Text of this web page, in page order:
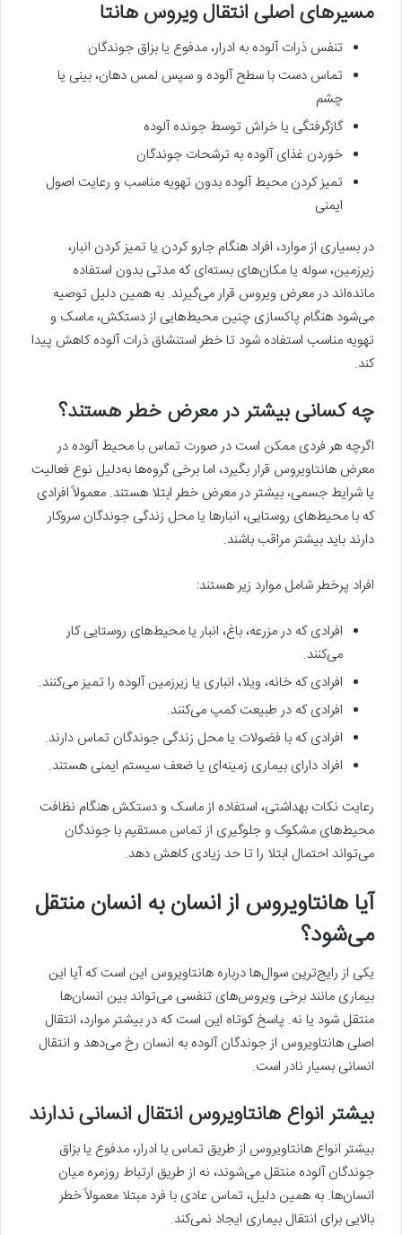
مسیرهای اصلی انتقال ویروس هانتا
تنفس ذرات آلوده به ادرار، مدفوع یا بزاق جوندگان
تماس دست با سطح آلوده و سپس لمس دهان، بینی یا
چشم
گازگرفتگی یا خراش توسط جونده آلوده
خوردن غذای آلوده به ترشحات جوندگان
تمیز کردن محیط آلوده بدون تهویه مناسب و رعایت اصول
ایمنی
در بسیاری از موارد، افراد هنگام جارو کردن یا تمیز کردن انبار،
زیرزمین، سوله یا مکان‌های بسته‌ای که مدتی بدون استفاده
مانده‌اند در معرض ویروس قرار می‌گیرند. به همین دلیل توصیه
می‌شود هنگام پاکسازی چنین محیط‌هایی از دستکش، ماسک و
تهویه مناسب استفاده شود تا خطر استنشاق ذرات آلوده کاهش پیدا
کند.
چه کسانی بیشتر در معرض خطر هستند؟
اگرچه هر فردی ممکن است در صورت تماس با محیط آلوده در
معرض هانتاویروس قرار بگیرد، اما برخی گروه‌ها به‌دلیل نوع فعالیت
یا شرایط جسمی، بیشتر در معرض خطر ابتلا هستند. معمولاً افرادی
که با محیط‌های روستایی، انبارها یا محل زندگی جوندگان سروکار
دارند باید بیشتر مراقب باشند.
افراد پرخطر شامل موارد زیر هستند:
افرادی که در مزرعه، باغ، انبار یا محیط‌های روستایی کار
می‌کنند.
افرادی که خانه، ویلا، انباری یا زیرزمین آلوده را تمیز می‌کنند.
افرادی که در طبیعت کمپ می‌کنند.
افرادی که با فضولات یا محل زندگی جوندگان تماس دارند.
افراد دارای بیماری زمینه‌ای یا ضعف سیستم ایمنی هستند.
رعایت نکات بهداشتی، استفاده از ماسک و دستکش هنگام نظافت
محیط‌های مشکوک و جلوگیری از تماس مستقیم با جوندگان
می‌تواند احتمال ابتلا را تا حد زیادی کاهش دهد.
آیا هانتاویروس از انسان به انسان منتقل
می‌شود؟
یکی از رایج‌ترین سوال‌ها درباره هانتاویروس این است که آیا این
بیماری مانند برخی ویروس‌های تنفسی می‌تواند بین انسان‌ها
منتقل شود یا نه. پاسخ کوتاه این است که در بیشتر موارد، انتقال
اصلی هانتاویروس از جوندگان آلوده به انسان رخ می‌دهد و انتقال
انسانی بسیار نادر است.
بیشتر انواع هانتاویروس انتقال انسانی ندارند
بیشتر انواع هانتاویروس از طریق تماس با ادرار، مدفوع یا بزاق
جوندگان آلوده منتقل می‌شوند، نه از طریق ارتباط روزمره میان
انسان‌ها. به همین دلیل، تماس عادی با فرد مبتلا معمولاً خطر
بالایی برای انتقال بیماری ایجاد نمی‌کند.